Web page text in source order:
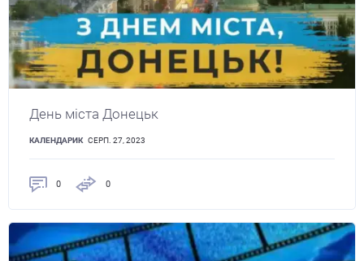
День міста Донецьк
КАЛЕНДАРИК СЕРП. 27, 2023
0 0